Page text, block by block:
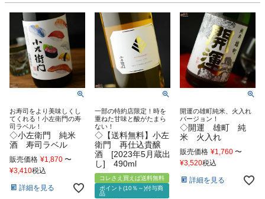
お寿司をより美味しくし
てくれる！小左衛門の寿
司ラベル！
◇小左衛門 純米
酒 寿司ラベル
販売価格 ¥1,870 〜
¥3,410税込
詳細を見る
一部の特約店限定！時を
重ねた甘味と酸がたまら
ない！
◇【送料無料】小左
衛門 再仕込貴醸
酒 [2023年5月蔵出
し] 490ml
コレさえ買えば送料無料
ポイント(10％～)付与商
品
開運の雄町純米、火入れ
バージョン！
◇開運 雄町 純
米 火入れ
販売価格 ¥1,760 〜
¥3,520税込
詳細を見る